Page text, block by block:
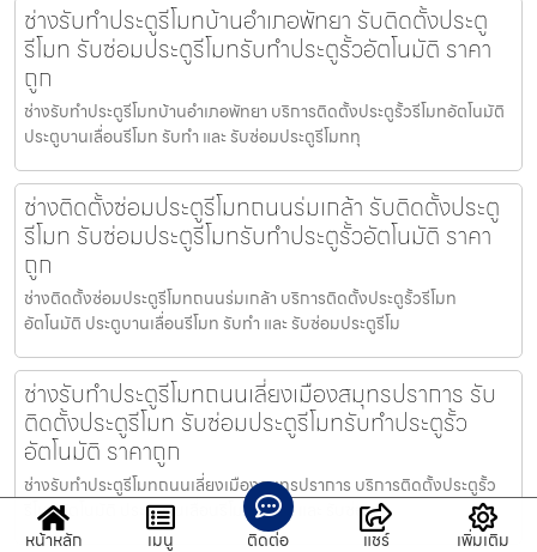
ช่างรับทำประตูรีโมทบ้านอำเภอพัทยา รับติดตั้งประตู
รีโมท รับซ่อมประตูรีโมทรับทำประตูรั้วอัตโนมัติ ราคา
ถูก
ช่างรับทำประตูรีโมทบ้านอำเภอพัทยา บริการติดตั้งประตูรั้วรีโมทอัตโนมัติ
ประตูบานเลื่อนรีโมท รับทำ และ รับซ่อมประตูรีโมททุ
ช่างติดตั้งซ่อมประตูรีโมทถนนร่มเกล้า รับติดตั้งประตู
รีโมท รับซ่อมประตูรีโมทรับทำประตูรั้วอัตโนมัติ ราคา
ถูก
ช่างติดตั้งซ่อมประตูรีโมทถนนร่มเกล้า บริการติดตั้งประตูรั้วรีโมท
อัตโนมัติ ประตูบานเลื่อนรีโมท รับทำ และ รับซ่อมประตูรีโม
ช่างรับทำประตูรีโมทถนนเลี่ยงเมืองสมุทรปราการ รับ
ติดตั้งประตูรีโมท รับซ่อมประตูรีโมทรับทำประตูรั้ว
อัตโนมัติ ราคาถูก
ช่างรับทำประตูรีโมทถนนเลี่ยงเมืองสมุทรปราการ บริการติดตั้งประตูรั้ว
รีโมทอัตโนมัติ ประตูบานเลื่อนรีโมท รับทำ และ รับซ่อมป
หน้าหลัก
เมนู ติดต่อ แชร์ เพิ่มเติม